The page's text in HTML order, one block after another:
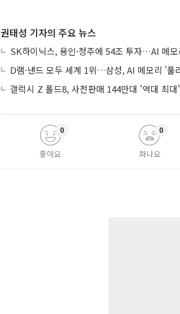
권태성 기자의 주요 뉴스
SK하이닉스, 용인·청주에 54조 투자…AI 메
D램·낸드 모두 세계 1위…삼성, AI 메모리 '풀
갤럭시 Z 폴드8, 사전판매 144만대 '역대 최
좋아요
0
화나요
0